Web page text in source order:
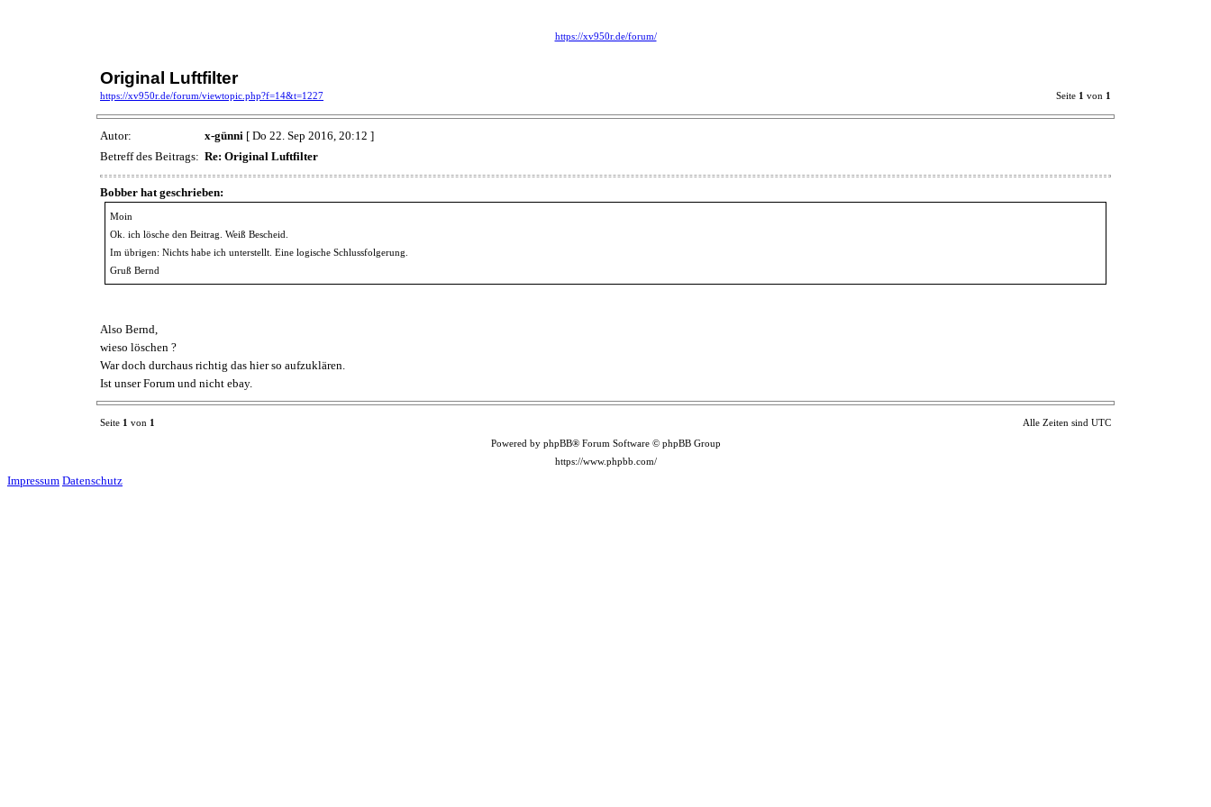
https://xv950r.de/forum/
Original Luftfilter
https://xv950r.de/forum/viewtopic.php?f=14&t=1227 Seite 1 von 1
Autor: x-günni [ Do 22. Sep 2016, 20:12 ]
Betreff des Beitrags: Re: Original Luftfilter
Bobber hat geschrieben:
Moin
Ok. ich lösche den Beitrag. Weiß Bescheid.
Im übrigen: Nichts habe ich unterstellt. Eine logische Schlussfolgerung.
Gruß Bernd
Also Bernd,
wieso löschen ?
War doch durchaus richtig das hier so aufzuklären.
Ist unser Forum und nicht ebay.
Seite 1 von 1 Alle Zeiten sind UTC
Powered by phpBB® Forum Software © phpBB Group
https://www.phpbb.com/
Impressum Datenschutz